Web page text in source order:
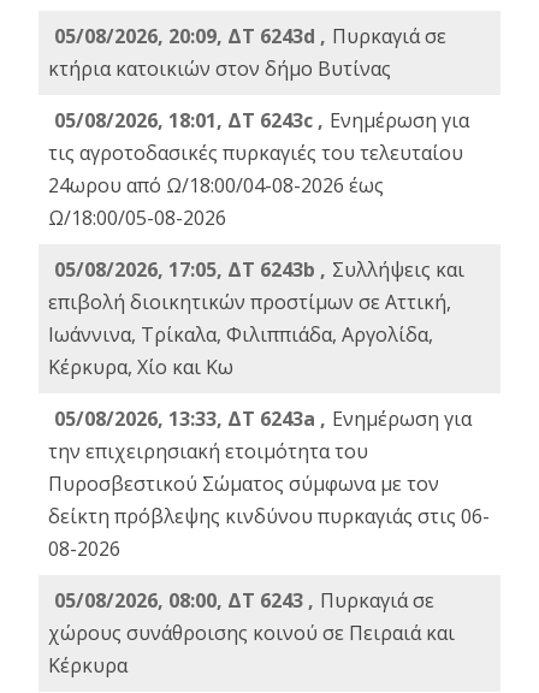
05/08/2026, 20:09, ΔΤ 6243d , Πυρκαγιά σε
κτήρια κατοικιών στον δήμο Βυτίνας
05/08/2026, 18:01, ΔΤ 6243c , Ενημέρωση για
τις αγροτοδασικές πυρκαγιές του τελευταίου
24ωρου από Ω/18:00/04-08-2026 έως
Ω/18:00/05-08-2026
05/08/2026, 17:05, ΔΤ 6243b , Συλλήψεις και
επιβολή διοικητικών προστίμων σε Αττική,
Ιωάννινα, Τρίκαλα, Φιλιππιάδα, Αργολίδα,
Κέρκυρα, Χίο και Κω
05/08/2026, 13:33, ΔΤ 6243a , Ενημέρωση για
την επιχειρησιακή ετοιμότητα του
Πυροσβεστικού Σώματος σύμφωνα με τον
δείκτη πρόβλεψης κινδύνου πυρκαγιάς στις 06-
08-2026
05/08/2026, 08:00, ΔΤ 6243 , Πυρκαγιά σε
χώρους συνάθροισης κοινού σε Πειραιά και
Κέρκυρα